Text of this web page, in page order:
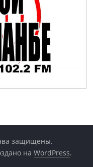
защищены.
наWordPress.